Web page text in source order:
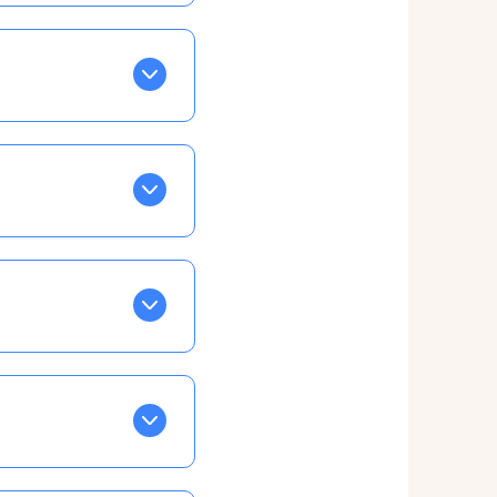
Tapez sur celle
EN VERT
la semaine, mais
ainsi vous
taux horaire
confirmations par
ce qui ne vous
à cet effet